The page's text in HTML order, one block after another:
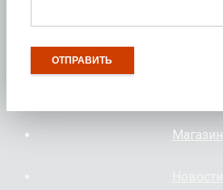
Магазин